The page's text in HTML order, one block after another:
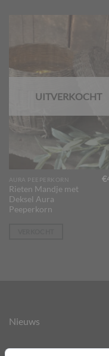
UITVERKOCHT
AURA PEEPERKORN
Rieten Mandje met
Deksel Aura
Peeperkorn
€
Nieuws